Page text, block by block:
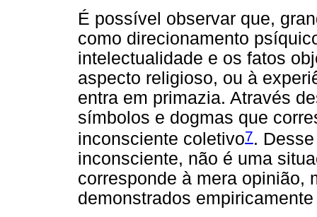
É possível observar que,
como direcionamento
intelectualidade e os fatos
aspecto religioso, ou à
entra em primazia. Através
símbolos e dogmas que
inconsciente coletivo7.
inconsciente, não é uma
corresponde à mera opinião,
demonstrados